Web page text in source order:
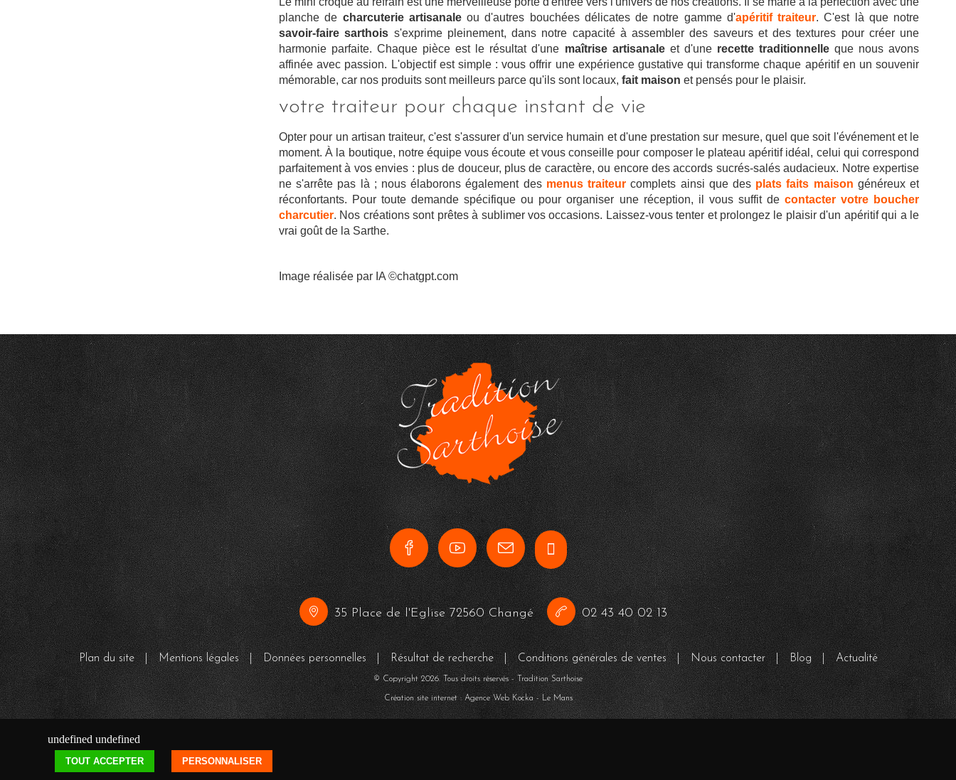
planche de charcuterie artisanaleou d'autres bouchées délicates de notre gamme d'apéritif traiteur. C'est là que notre
savoir-faire sarthois s'exprime pleinement, dans notre capacité à assembler des saveurs et des textures pour créer une
harmonie parfaite. Chaque pièce est le résultat d'une maîtrise artisanaleet d'une recette traditionnelleque nous avons
affinée avec passion. L'objectif est simple : vous offrir une expérience gustative qui transforme chaque apéritif en un souvenir
mémorable, car nos produits sont meilleurs parce qu'ils sont locaux, fait maison et pensés pour le plaisir.
votre traiteur pour chaque instant de vie
Opter pour un artisan traiteur, c'est s'assurer d'un service humain et d'une prestation sur mesure, quel que soit l'événement et le
moment. À la boutique, notre équipe vous écoute et vous conseille pour composer le plateau apéritif idéal, celui qui correspond
parfaitement à vos envies : plus de douceur, plus de caractère, ou encore des accords sucrés-salés audacieux. Notre expertise
ne s'arrête pas là ; nous élaborons également des menus traiteur complets ainsi que des plats faits maison généreux et
réconfortants. Pour toute demande spécifique ou pour organiser une réception, il vous suffit de contacter votre boucher
charcutier. Nos créations sont prêtes à sublimer vos occasions. Laissez-vous tenter et prolongez le plaisir d'un apéritif qui a le
vrai goût de la Sarthe.
Image réalisée par IA ©chatgpt.com
35 Place de l'Eglise 72560 Changé 02 43 40 02 13
Plan du site| Mentions légales| Données personnelles| Résultat de recherche| Conditions générales de ventes| Nous contacter| Blog| Actualité
© Copyright2026. Tous droits réservés - Tradition Sarthoise
Création site internet : Agence WebKocka- Le Mans
undefined undefined
TOUT ACCEPTER PERSONNALISER